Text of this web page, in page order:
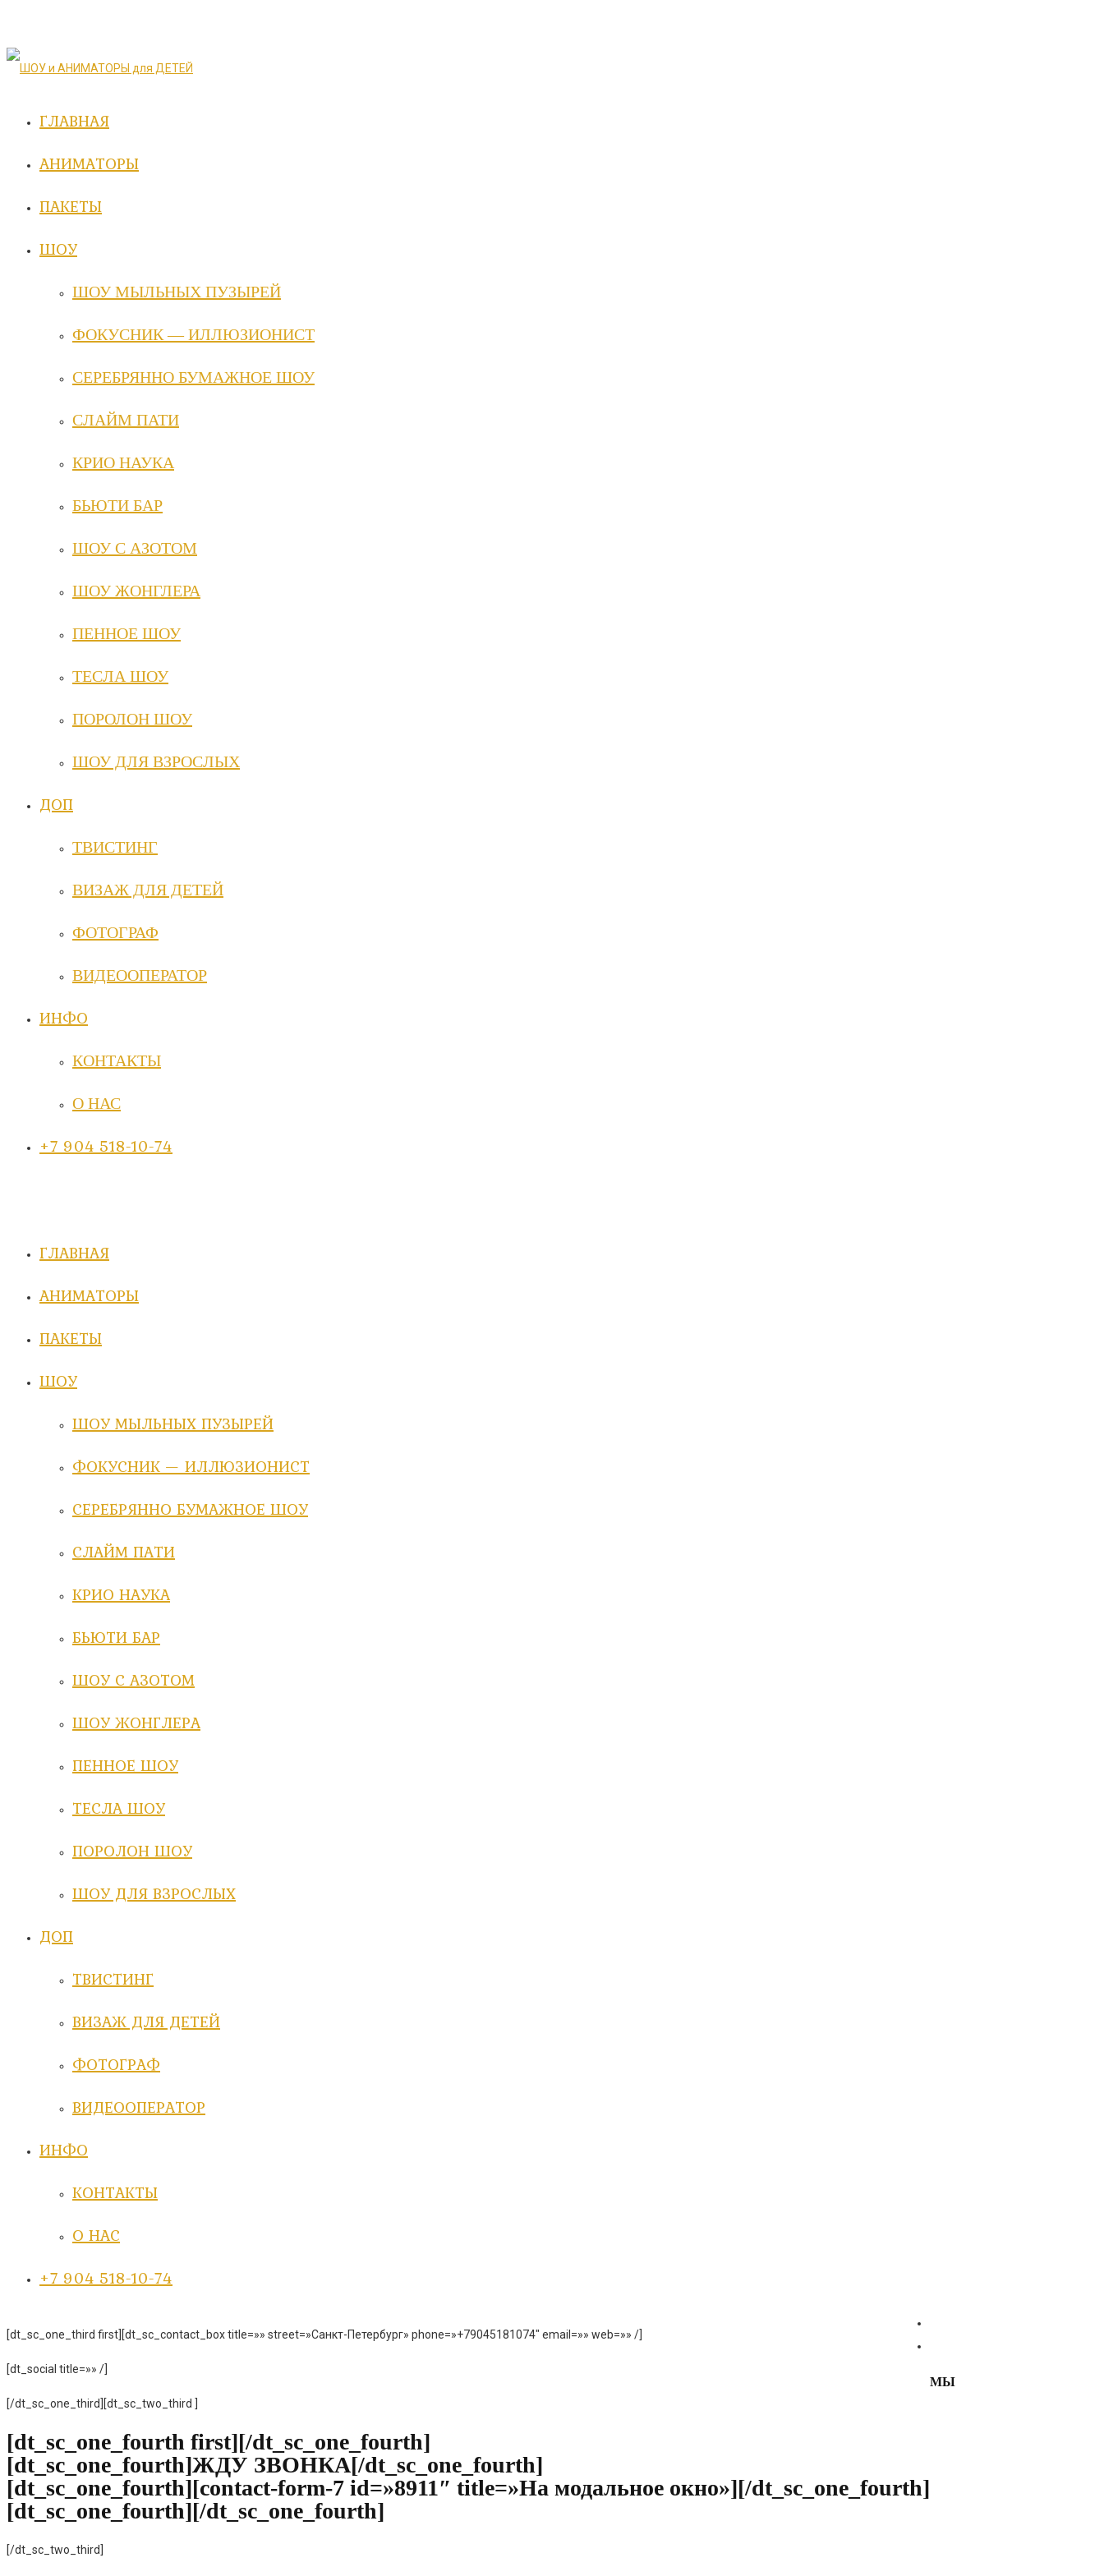
ГЛАВНАЯ
АНИМАТОРЫ
ПАКЕТЫ
ШОУ
ШОУ МЫЛЬНЫХ ПУЗЫРЕЙ
ФОКУСНИК — ИЛЛЮЗИОНИСТ
СЕРЕБРЯННО БУМАЖНОЕ ШОУ
СЛАЙМ ПАТИ
КРИО НАУКА
БЬЮТИ БАР
ШОУ С АЗОТОМ
ШОУ ЖОНГЛЕРА
ПЕННОЕ ШОУ
ТЕСЛА ШОУ
ПОРОЛОН ШОУ
ШОУ ДЛЯ ВЗРОСЛЫХ
ДОП
ТВИСТИНГ
ВИЗАЖ ДЛЯ ДЕТЕЙ
ФОТОГРАФ
ВИДЕООПЕРАТОР
ИНФО
КОНТАКТЫ
О НАС
+7 904 518-10-74
ГЛАВНАЯ
АНИМАТОРЫ
ПАКЕТЫ
ШОУ
ШОУ МЫЛЬНЫХ ПУЗЫРЕЙ
ФОКУСНИК — ИЛЛЮЗИОНИСТ
СЕРЕБРЯННО БУМАЖНОЕ ШОУ
СЛАЙМ ПАТИ
КРИО НАУКА
БЬЮТИ БАР
ШОУ С АЗОТОМ
ШОУ ЖОНГЛЕРА
ПЕННОЕ ШОУ
ТЕСЛА ШОУ
ПОРОЛОН ШОУ
ШОУ ДЛЯ ВЗРОСЛЫХ
ДОП
ТВИСТИНГ
ВИЗАЖ ДЛЯ ДЕТЕЙ
ФОТОГРАФ
ВИДЕООПЕРАТОР
ИНФО
КОНТАКТЫ
О НАС
+7 904 518-10-74
[dt_sc_one_third first][dt_sc_contact_box title=»» street=»Санкт-Петербург» phone=»+79045181074″ email=»» web=»» /]
[dt_social title=»» /]
[/dt_sc_one_third][dt_sc_two_third ]
[dt_sc_one_fourth first][/dt_sc_one_fourth]
[dt_sc_one_fourth]ЖДУ ЗВОНКА[/dt_sc_one_fourth]
[dt_sc_one_fourth][contact-form-7 id=»8911″ title=»На модальное окно»][/dt_sc_one_fourth]
[dt_sc_one_fourth][/dt_sc_one_fourth]
[/dt_sc_two_third]
МЫ